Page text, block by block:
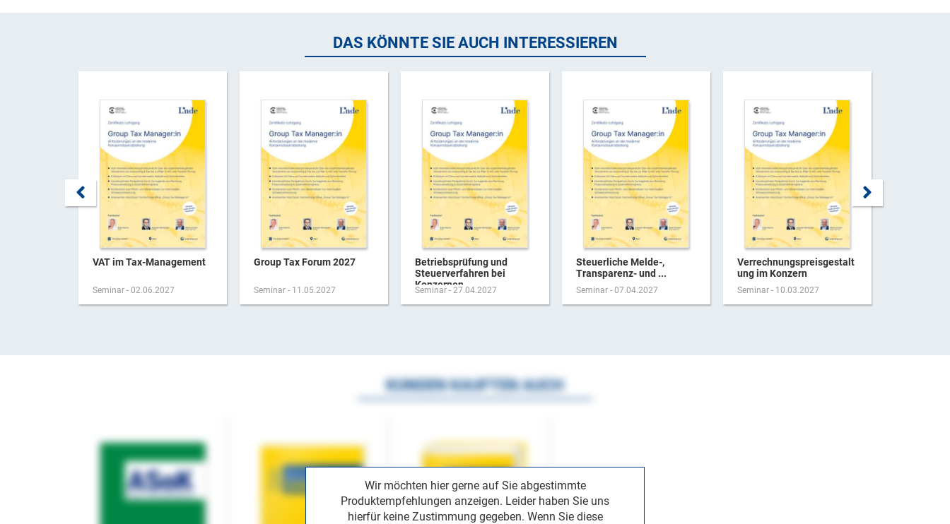
DAS KÖNNTE SIE AUCH INTERESSIEREN
VAT im Tax-Management
Seminar - 02.06.2027
Group Tax Forum 2027
Seminar - 11.05.2027
Betriebsprüfung und
Steuerverfahren bei
Konzernen
Seminar - 27.04.2027
Steuerliche Melde-,
Transparenz- und ...
Seminar - 07.04.2027
Verrechnungspreisgestalt
ung im Konzern
Seminar - 10.03.2027
Wir möchten hier gerne auf Sie abgestimmte
Produktempfehlungen anzeigen. Leider haben Sie uns
hierfür keine Zustimmung gegeben. Wenn Sie diese
KUNDEN KAUFTEN AUCH